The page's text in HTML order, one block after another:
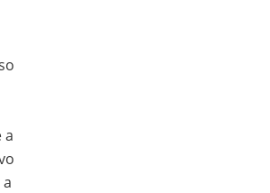
a